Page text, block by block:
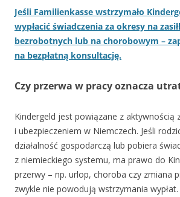
Jeśli Familienkasse wstrzymało
wypłacić świadczenia za okresy na
bezrobotnych lub na chorobowym –
na bezpłatną konsultację.
Czy przerwa w pracy oznacza
Kindergeld jest powiązane z aktywnością
i ubezpieczeniem w Niemczech. Jeśli
działalność gospodarczą lub pobiera
z niemieckiego systemu, ma prawo do
przerwy – np. urlop, choroba czy zmiana
zwykle nie powodują wstrzymania